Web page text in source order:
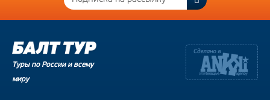
Туры по России и всему
миру